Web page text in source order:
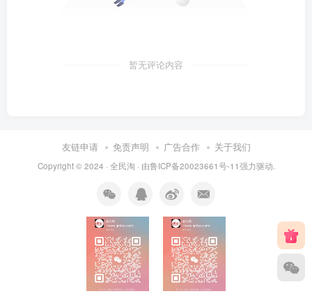
暂无评论内容
友链申请 免责声明 广告合作 关于我们
Copyright © 2024 · 全民淘 · 由鲁ICP备20023661号-11强力驱动.